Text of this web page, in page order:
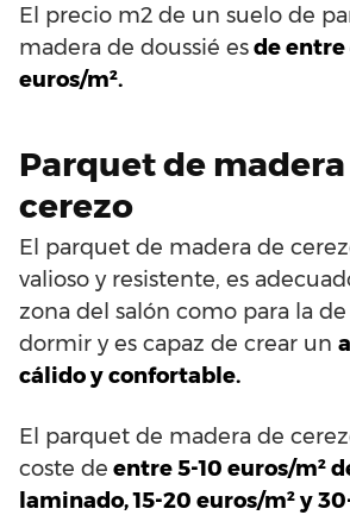
El precio m2 de un suelo de
madera de doussié esde entre
euros/m².
Parquet de
cerezo
El parquet de madera de
valioso y resistente, es
zona del salón como para la
dormir y es capaz de crear un
cálido y confortable.
El parquet de madera de
coste de entre 5-10 euros/m²
laminado, 15-20 euros/m² y